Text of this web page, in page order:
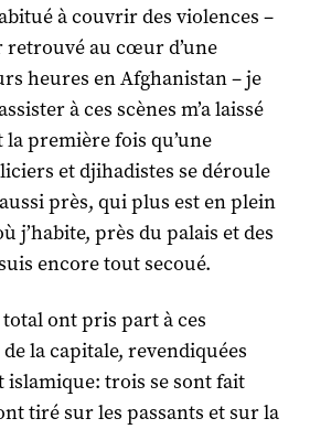
à couvrir des violences –
retrouvé au cœur d’une
heures en Afghanistan – je
à ces scènes m’a laissé
la première fois qu’une
et djihadistes se déroule
près, qui plus est en plein
j’habite, près du palais et des
encore tout secoué.
ont pris part à ces
la capitale, revendiquées
islamique: trois se sont fait
tiré sur les passants et sur la